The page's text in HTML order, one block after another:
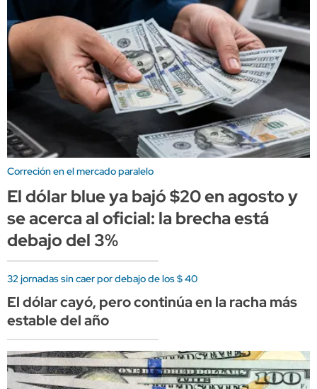
Correción en el mercado paralelo
El dólar blue ya bajó $20 en agosto y
se acerca al oficial: la brecha está
debajo del 3%
32 jornadas sin caer por debajo de los $ 40
El dólar cayó, pero continúa en la racha más
estable del año